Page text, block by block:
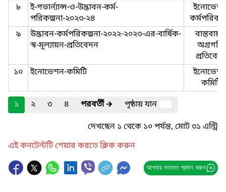
৮
ই-গভার্ন্যান্স-ও-উদ্ভাবন-কর্ম-
পরিকল্পনা-২০২৩-২৪
৯
উদ্ভাবন-কর্মপরিকল্পনা-২০২২-২০২৩-এর-বার্ষিক-
স্ব-মূল্যায়ন-প্রতিবেদন
অগ্রগতি-
১০
ইনোভেশন-কমিটি
কমিটি
১
২ ৩ ৪ পরবর্তী🡲
পৃষ্ঠায় যান
দেখছেন ১ থেকে ১০ পর্যন্ত, মোট ৩১ এন্ট্রি
এই কনটেন্টটি শেয়ার করতে ক্লিক করুন
আপনার মতামত প্রদান করুন